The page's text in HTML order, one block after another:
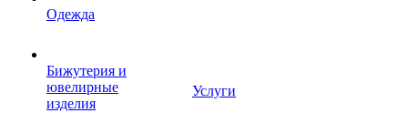
Одежда
Бижутерия и
ювелирные
изделия
Услуги